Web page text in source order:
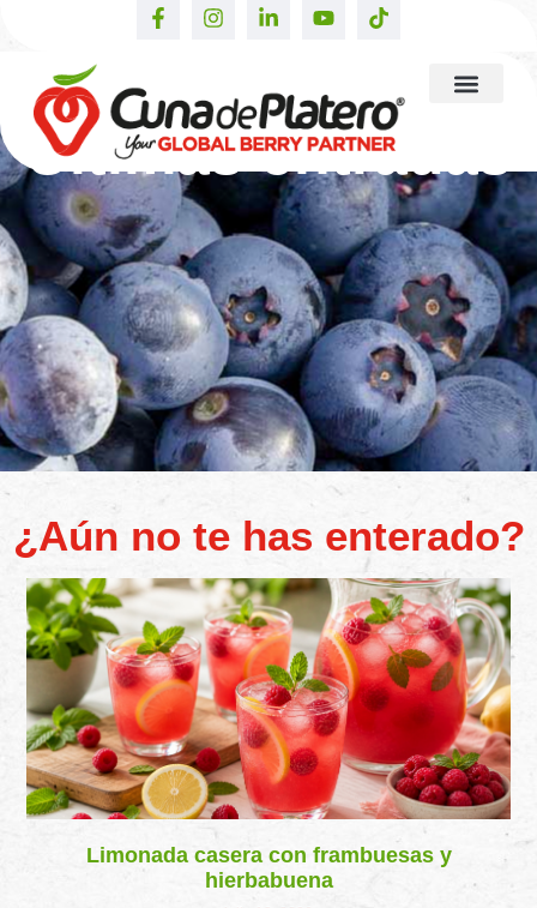
Últimas entradas
¿Aún no te has enterado?
Limonada casera con frambuesas y
hierbabuena